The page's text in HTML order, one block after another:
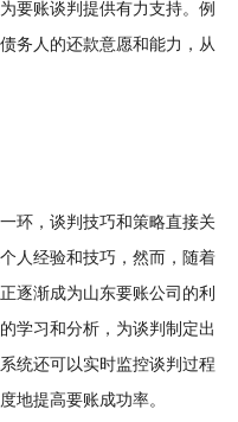
要账谈判提供有力支持。例
务人的还款意愿和能力，从
，谈判技巧和策略直接关
人经验和技巧，然而，随着
逐渐成为山东要账公司的利
学习和分析，为谈判制定出
统还可以实时监控谈判过程
地提高要账成功率。